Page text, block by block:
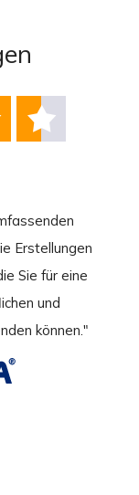

Erstellungen
Sie für eine
und
können."